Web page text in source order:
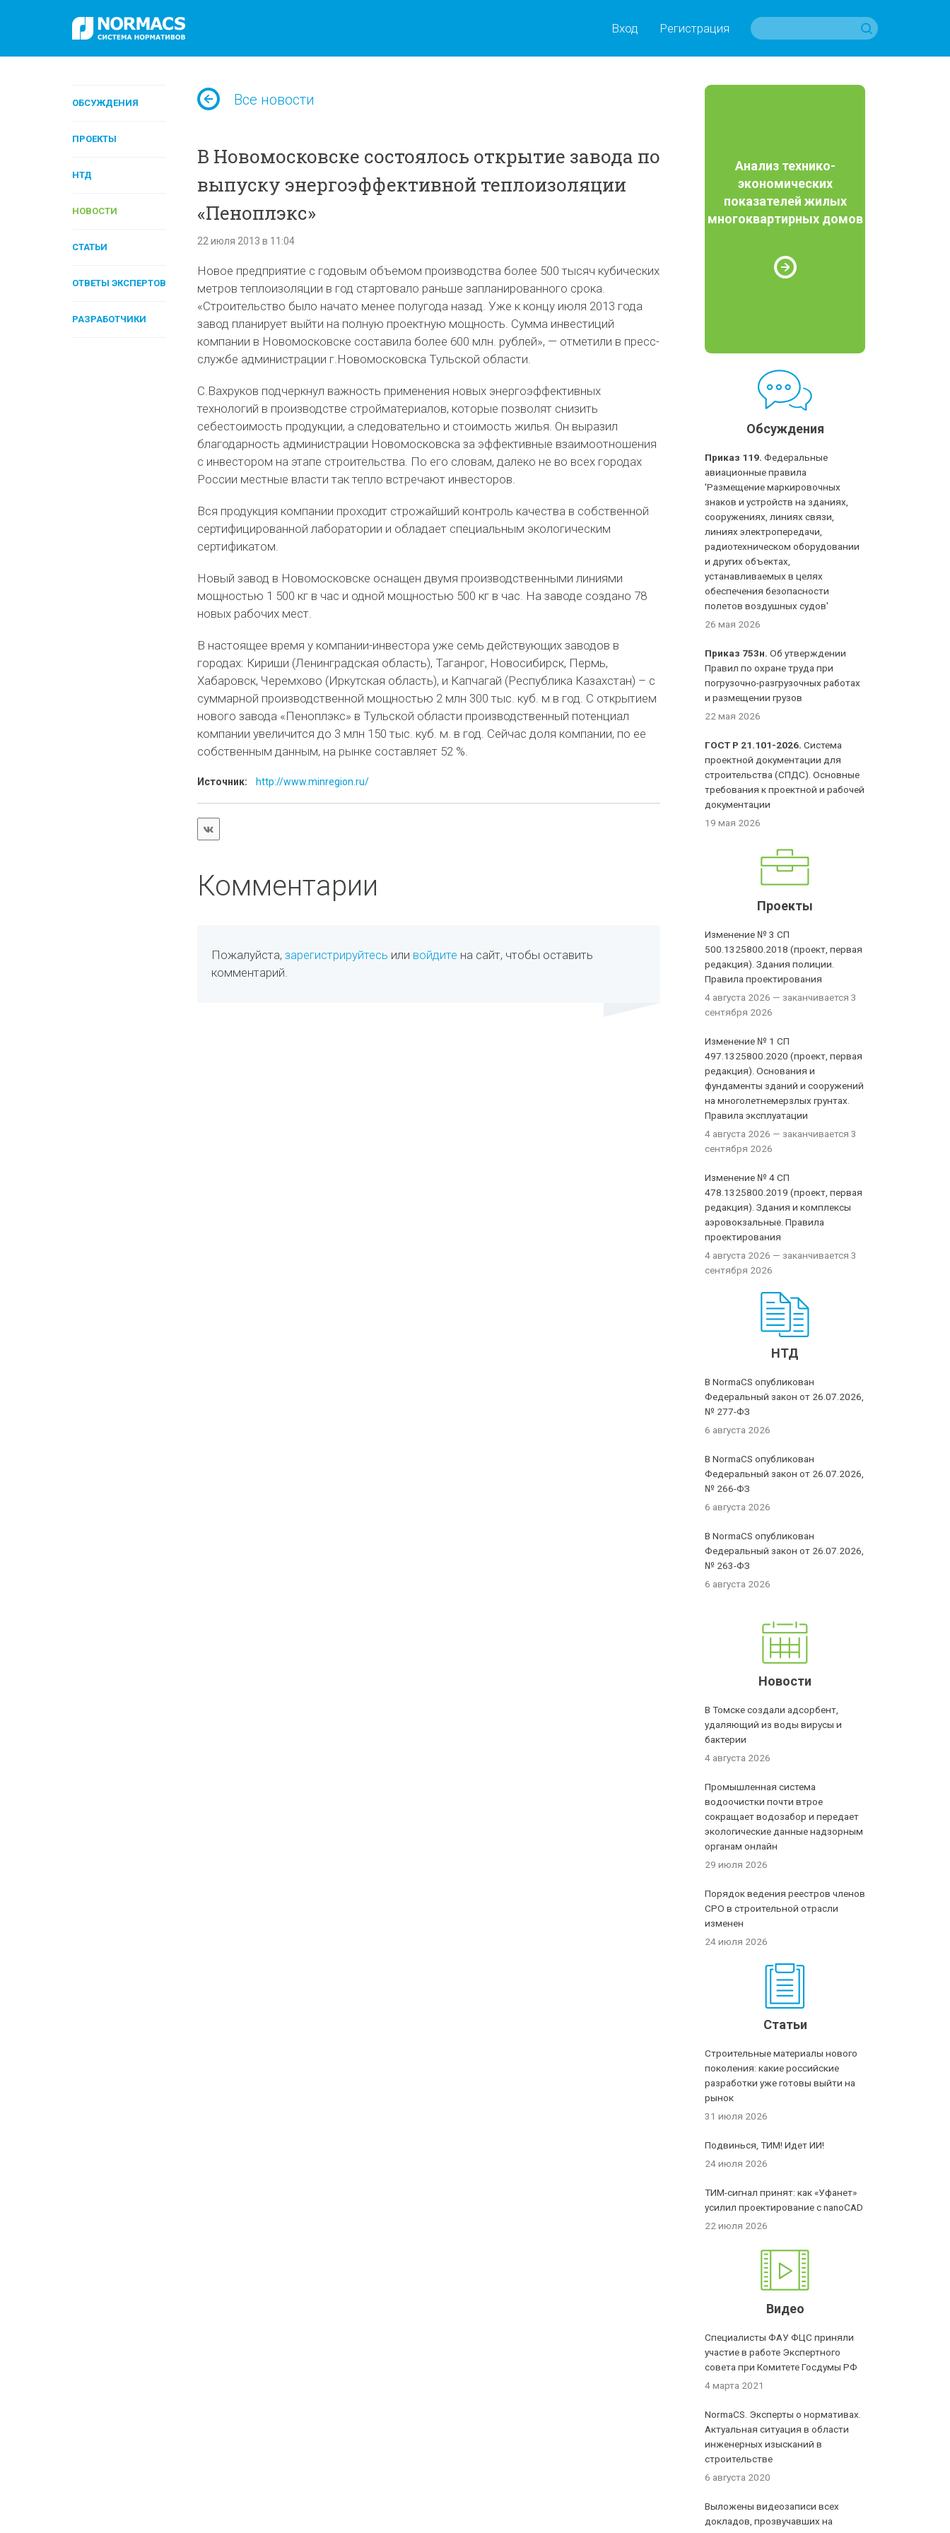
Вход Регистрация
ОБСУЖДЕНИЯ
ПРОЕКТЫ
НТД
НОВОСТИ
СТАТЬИ
ОТВЕТЫ ЭКСПЕРТОВ
РАЗРАБОТЧИКИ
Все новости
В Новомосковске состоялось открытие завода по
выпуску энергоэффективной теплоизоляции
«Пеноплэкс»
22 июля 2013 в 11:04
Новое предприятие с годовым объемом производства более 500 тысяч кубических
метров теплоизоляции в год стартовало раньше запланированного срока.
«Строительство было начато менее полугода назад. Уже к концу июля 2013 года
завод планирует выйти на полную проектную мощность. Сумма инвестиций
компании в Новомосковске составила более 600 млн. рублей», — отметили в пресс-
службе администрации г.Новомосковска Тульской области.
С.Вахруков подчеркнул важность применения новых энергоэффективных
технологий в производстве стройматериалов, которые позволят снизить
себестоимость продукции, а следовательно и стоимость жилья. Он выразил
благодарность администрации Новомосковска за эффективные взаимоотношения
с инвестором на этапе строительства. По его словам, далеко не во всех городах
России местные власти так тепло встречают инвесторов.
Вся продукция компании проходит строжайший контроль качества в собственной
сертифицированной лаборатории и обладает специальным экологическим
сертификатом.
Новый завод в Новомосковске оснащен двумя производственными линиями
мощностью 1 500 кг в час и одной мощностью 500 кг в час. На заводе создано 78
новых рабочих мест.
В настоящее время у компании-инвестора уже семь действующих заводов в
городах: Кириши (Ленинградская область), Таганрог, Новосибирск, Пермь,
Хабаровск, Черемхово (Иркутская область), и Капчагай (Республика Казахстан) – с
суммарной производственной мощностью 2 млн 300 тыс. куб. м в год. С открытием
нового завода «Пеноплэкс» в Тульской области производственный потенциал
компании увеличится до 3 млн 150 тыс. куб. м. в год. Сейчас доля компании, по ее
собственным данным, на рынке составляет 52 %.
Источник: http://www.minregion.ru/
Комментарии
Пожалуйста, зарегистрируйтесь или войдите на сайт, чтобы оставить
комментарий.
Анализ технико-
экономических
показателей жилых
многоквартирных домов
Обсуждения
Приказ 119. Федеральные
авиационные правила
'Размещение маркировочных
знаков и устройств на зданиях,
сооружениях, линиях связи,
линиях электропередачи,
радиотехническом оборудовании
и других объектах,
устанавливаемых в целях
обеспечения безопасности
полетов воздушных судов'
26 мая 2026
Приказ 753н. Об утверждении
Правил по охране труда при
погрузочно-разгрузочных работах
и размещении грузов
22 мая 2026
ГОСТ Р 21.101-2026. Система
проектной документации для
строительства (СПДС). Основные
требования к проектной и рабочей
документации
19 мая 2026
Проекты
Изменение № 3 СП
500.1325800.2018 (проект, первая
редакция). Здания полиции.
Правила проектирования
4 августа 2026 — заканчивается 3
сентября 2026
Изменение № 1 СП
497.1325800.2020 (проект, первая
редакция). Основания и
фундаменты зданий и сооружений
на многолетнемерзлых грунтах.
Правила эксплуатации
4 августа 2026 — заканчивается 3
сентября 2026
Изменение № 4 СП
478.1325800.2019 (проект, первая
редакция). Здания и комплексы
аэровокзальные. Правила
проектирования
4 августа 2026 — заканчивается 3
сентября 2026
НТД
В NormaCS опубликован
Федеральный закон от 26.07.2026,
№ 277-ФЗ
6 августа 2026
В NormaCS опубликован
Федеральный закон от 26.07.2026,
№ 266-ФЗ
6 августа 2026
В NormaCS опубликован
Федеральный закон от 26.07.2026,
№ 263-ФЗ
6 августа 2026
Новости
В Томске создали адсорбент,
удаляющий из воды вирусы и
бактерии
4 августа 2026
Промышленная система
водоочистки почти втрое
сокращает водозабор и передает
экологические данные надзорным
органам онлайн
29 июля 2026
Порядок ведения реестров членов
СРО в строительной отрасли
изменен
24 июля 2026
Статьи
Строительные материалы нового
поколения: какие российские
разработки уже готовы выйти на
рынок
31 июля 2026
Подвинься, ТИМ! Идет ИИ!
24 июля 2026
ТИМ-сигнал принят: как «Уфанет»
усилил проектирование с nanoCAD
22 июля 2026
Видео
Специалисты ФАУ ФЦС приняли
участие в работе Экспертного
совета при Комитете Госдумы РФ
4 марта 2021
NormaCS. Эксперты о нормативах.
Актуальная ситуация в области
инженерных изысканий в
строительстве
6 августа 2020
Выложены видеозаписи всех
докладов, прозвучавших на